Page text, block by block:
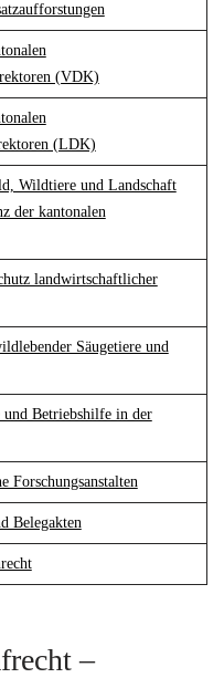
(VDK)
(LDK)
Wildtiere und Landschaft
der kantonalen
landwirtschaftlicher
Säugetiere und
Betriebshilfe in der
Forschungsanstalten
Belegakten
–